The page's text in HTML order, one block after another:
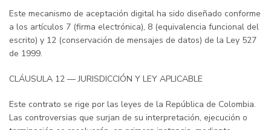
Este mecanismo de aceptación digital ha sido diseñado conforme
a los artículos 7 (firma electrónica), 8 (equivalencia funcional del
escrito) y 12 (conservación de mensajes de datos) de la Ley 527
de 1999.
CLÁUSULA 12 — JURISDICCIÓN Y LEY APLICABLE
Este contrato se rige por las leyes de la República de Colombia.
Las controversias que surjan de su interpretación, ejecución o